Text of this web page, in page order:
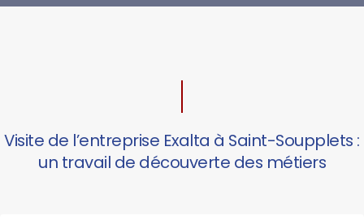
Visite de l’entreprise Exalta à Saint-Soupplets :
un travail de découverte des métiers